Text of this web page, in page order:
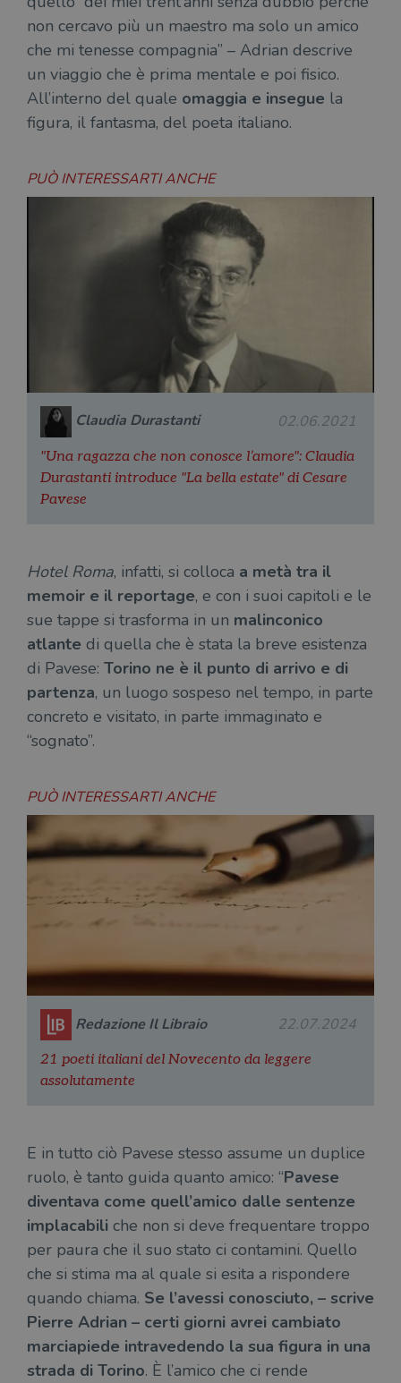
non cercavo più un maestro ma solo un amico
che mi tenesse compagnia” – Adrian descrive
un viaggio che è prima mentale e poi fisico.
All’interno del quale omaggia e insegue la
figura, il fantasma, del poeta italiano.
PUÒ INTERESSARTI ANCHE
Claudia Durastanti 02.06.2021
"Una ragazza che non conosce l’amore": Claudia
Durastanti introduce "La bella estate" di Cesare
Pavese
Hotel Roma, infatti, si colloca a metà tra il
memoir e il reportage, e con i suoi capitoli e le
sue tappe si trasforma in un malinconico
atlante di quella che è stata la breve esistenza
di Pavese: Torino ne è il punto di arrivo e di
partenza, un luogo sospeso nel tempo, in parte
concreto e visitato, in parte immaginato e
“sognato”.
PUÒ INTERESSARTI ANCHE
Redazione Il Libraio 22.07.2024
21 poeti italiani del Novecento da leggere
assolutamente
E in tutto ciò Pavese stesso assume un duplice
ruolo, è tanto guida quanto amico: “Pavese
diventava come quell’amico dalle sentenze
implacabili che non si deve frequentare troppo
per paura che il suo stato ci contamini. Quello
che si stima ma al quale si esita a rispondere
quando chiama. Se l’avessi conosciuto, – scrive
Pierre Adrian – certi giorni avrei cambiato
marciapiede intravedendo la sua figura in una
strada di Torino. È l’amico che ci rende